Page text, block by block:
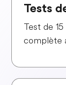
Tests
Test de
complète